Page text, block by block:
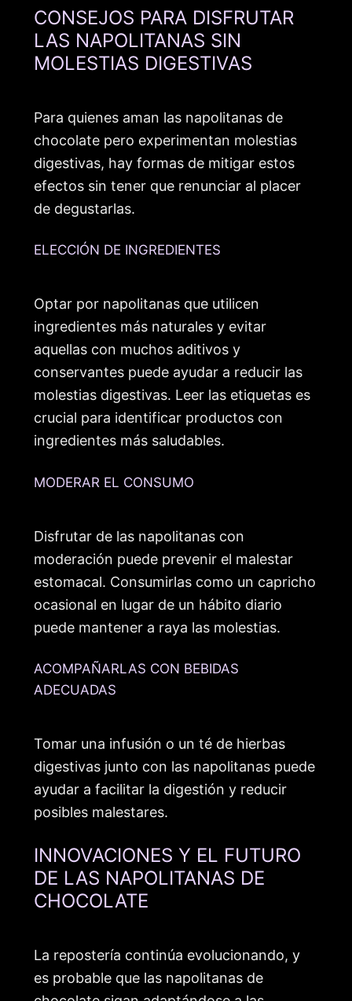
CONSEJOS PARA DISFRUTAR
LAS NAPOLITANAS SIN
MOLESTIAS DIGESTIVAS
Para quienes aman las napolitanas de
chocolate pero experimentan molestias
digestivas, hay formas de mitigar estos
efectos sin tener que renunciar al placer
de degustarlas.
ELECCIÓN DE INGREDIENTES
Optar por napolitanas que utilicen
ingredientes más naturales y evitar
aquellas con muchos aditivos y
conservantes puede ayudar a reducir las
molestias digestivas. Leer las etiquetas es
crucial para identificar productos con
ingredientes más saludables.
MODERAR EL CONSUMO
Disfrutar de las napolitanas con
moderación puede prevenir el malestar
estomacal. Consumirlas como un capricho
ocasional en lugar de un hábito diario
puede mantener a raya las molestias.
ACOMPAÑARLAS CON BEBIDAS
ADECUADAS
Tomar una infusión o un té de hierbas
digestivas junto con las napolitanas puede
ayudar a facilitar la digestión y reducir
posibles malestares.
INNOVACIONES Y EL FUTURO
DE LAS NAPOLITANAS DE
CHOCOLATE
La repostería continúa evolucionando, y
es probable que las napolitanas de